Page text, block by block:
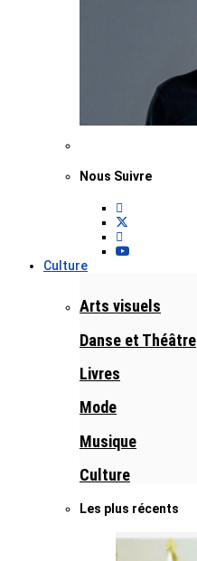
Nous Suivre
Culture
Arts visuels
Danse et Théâtre
Livres
Mode
Musique
Culture
Les plus récents